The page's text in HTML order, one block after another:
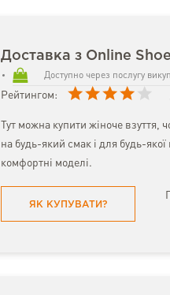
Доставка з Online
Доступно через послугу
Рейтингом:
Тут можна купити жіноче взуття,
на будь-який смак і для будь-якої
комфортні моделі.
ЯК КУПУВАТИ?